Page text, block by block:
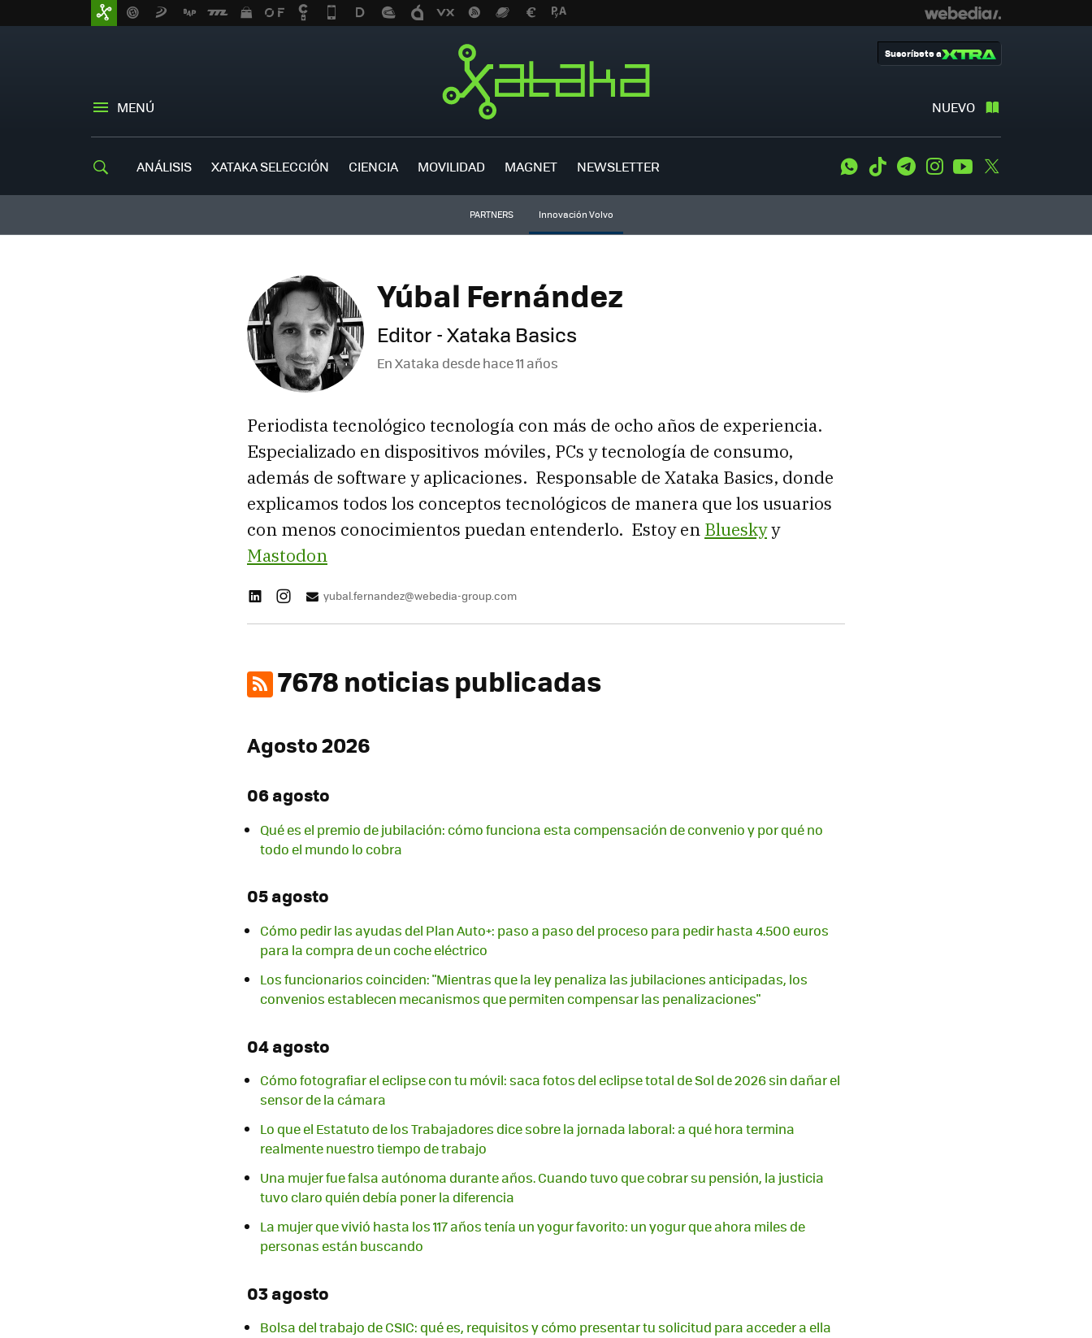
MENÚ NUEVO
Suscríbete a
ANÁLISIS XATAKA SELECCIÓN CIENCIA MOVILIDAD MAGNET NEWSLETTER WhatsApp
Tiktok TelegramInstagramYoutube
PARTNERS Innovación Volvo
Yúbal Fernández
Editor - Xataka Basics
En Xataka desdehace 11 años
Periodista tecnológico tecnología con más de ocho años de experiencia.
Especializado en dispositivos móviles, PCs y tecnología de consumo,
además de software y aplicaciones. Responsable de Xataka Basics, donde
explicamos todos los conceptos tecnológicos de manera que los usuarios
con menos conocimientos puedan entenderlo. Estoy en Blueskyy
Mastodon
yubal.fernandez@webedia-group.com
7678 noticias publicadas
Agosto 2026
06 agosto
Qué es el premio de jubilación: cómo funciona esta compensación de convenio y por qué no
todo el mundo lo cobra
05 agosto
Cómo pedir las ayudas del Plan Auto+: paso a paso del proceso para pedir hasta 4.500 euros
para la compra de un coche eléctrico
Los funcionarios coinciden: "Mientras que la ley penaliza las jubilaciones anticipadas, los
convenios establecen mecanismos que permiten compensar las penalizaciones"
04 agosto
Cómo fotografiar el eclipse con tu móvil: saca fotos del eclipse total de Sol de 2026 sin dañar el
sensor de la cámara
Lo que el Estatuto de los Trabajadores dice sobre la jornada laboral: a qué hora termina
realmente nuestro tiempo de trabajo
Una mujer fue falsa autónoma durante años. Cuando tuvo que cobrar su pensión, la justicia
tuvo claro quién debía poner la diferencia
La mujer que vivió hasta los 117 años tenía un yogur favorito: un yogur que ahora miles de
personas están buscando
03 agosto
Bolsa del trabajo de CSIC: qué es, requisitos y cómo presentar tu solicitud para acceder a ella